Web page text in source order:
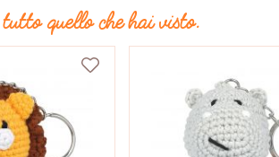
quello che hai visto.